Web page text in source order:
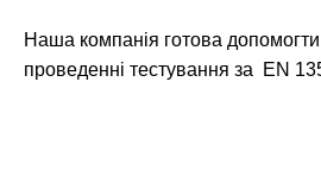
Наша компанія готова
проведенні тестування за EN